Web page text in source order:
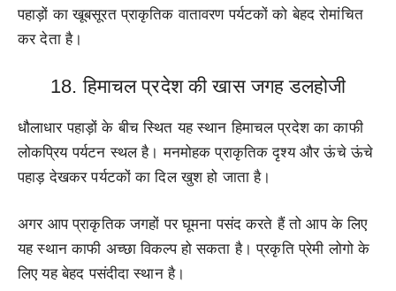
पहाड़ों का खूबसूरत प्राकृतिक वातावरण पर्यटकों को बेहद रोमांचित
कर देता है।
18. हिमाचल प्रदेश की खास जगह डलहोजी
धौलाधार पहाड़ों के बीच स्थित यह स्थान हिमाचल प्रदेश का काफी
लोकप्रिय पर्यटन स्थल है। मनमोहक प्राकृतिक दृश्य और ऊंचे ऊंचे
पहाड़ देखकर पर्यटकों का दिल खुश हो जाता है।
अगर आप प्राकृतिक जगहों पर घूमना पसंद करते हैं तो आप के लिए
यह स्थान काफी अच्छा विकल्प हो सकता है। प्रकृति प्रेमी लोगो के
लिए यह बेहद पसंदीदा स्थान है।